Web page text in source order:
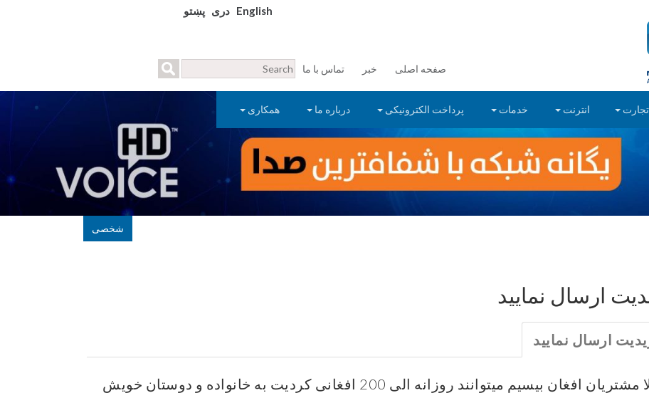
English دری پښتو
صفحه اصلی خبر تماس با ما
تجارت انترنت خدمات پرداخت الکترونیکی درباره ما همکاری
شخصی
ارسال نمایید
ارسال نمایید
حالا مشتریان افغان بیسیم میتوانند روزانه الی 200 افغانی کردیت به خانواده و دوستان خویش